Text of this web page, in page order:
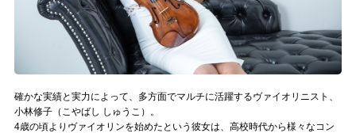
muevoコミュニティ
ぶいクラ！by muevo
ぶいコミュ！by muevo
ぶいマガ！ by muevo
確かな実績と実力によって、多方面でマルチに活躍するヴァイオリニスト、
小林修子（こやばし しゅうこ）。
4歳の頃よりヴァイオリンを始めたという彼女は、高校時代から様々なコン